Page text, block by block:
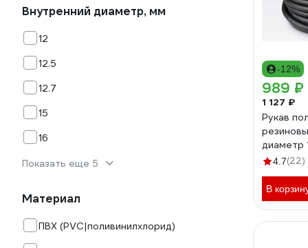
Внутренний диаметр, мм
12
12.5
12.7
15
16
Показать еще 5
Материал
ПВХ (PVC|поливинилхлорид)
-12%
989 ₽
1 127 ₽
Рукав
диаметр
10 м
4.7(22)
В